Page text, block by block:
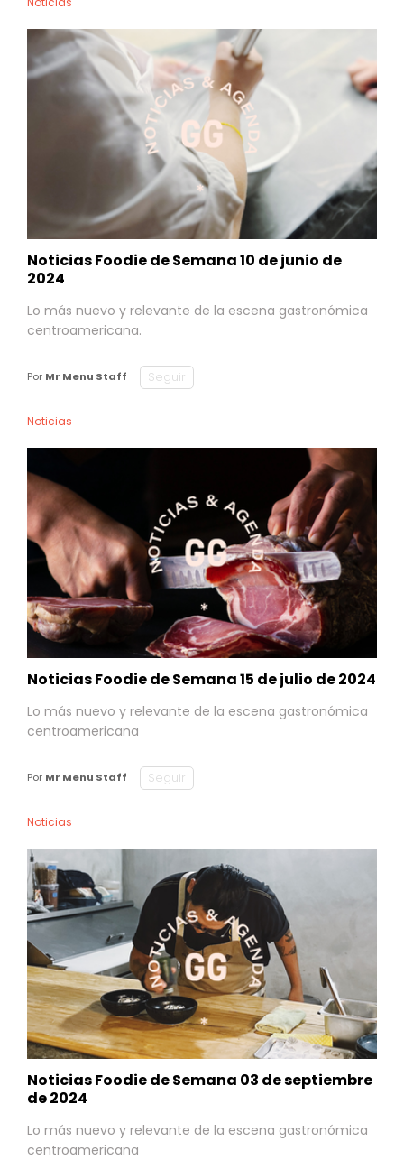
Noticias Foodie de Semana 10 de junio de
2024
Lo más nuevo y relevante de la escena gastronómica
centroamericana.
Por Mr Menu Staff Seguir
Noticias
Noticias Foodie de Semana 15 de julio de 2024
Lo más nuevo y relevante de la escena gastronómica
centroamericana
Por Mr Menu Staff Seguir
Noticias
Noticias Foodie de Semana 03 de septiembre
de 2024
Lo más nuevo y relevante de la escena gastronómica
centroamericana